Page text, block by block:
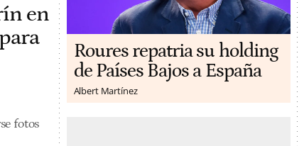
en
fotos
Roures repatria su holding
de Países Bajos a España
Albert Martínez